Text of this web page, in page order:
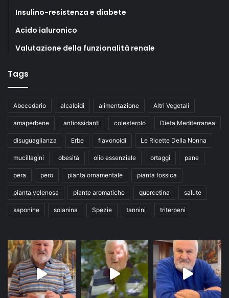
Insulino-resistenza e diabete
Acido ialuronico
Valutazione della funzionalità renale
Tags
Abecedario alcaloidi alimentazione Altri Vegetali
amaperbene antiossidanti colesterolo Dieta Mediterranea
disuguaglianza Erbe flavonoidi Le Ricette Della Nonna
mucillagini obesità olio essenziale ortaggi pane
pera pero pianta ornamentale pianta tossica
pianta velenosa piante aromatiche quercetina salute
saponine solanina Spezie tannini triterpeni